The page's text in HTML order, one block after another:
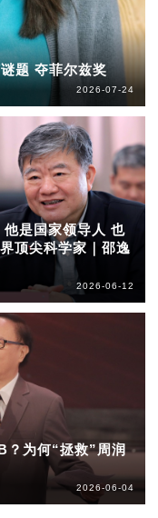
题 夺菲尔兹奖
2026-07-24
他是国家领导人 也
顶尖科学家｜邵逸
2026-06-12
？为何“拯救”周润
2026-06-04